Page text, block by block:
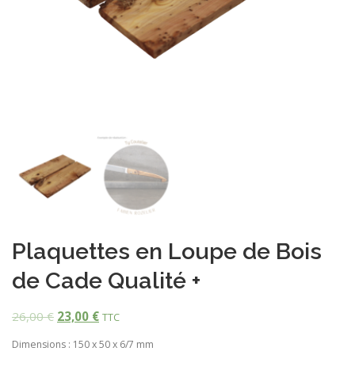
Plaquettes en Loupe de Bois
de Cade Qualité +
26,00€ 23,00 € TTC
Dimensions : 150 x 50 x 6/7 mm